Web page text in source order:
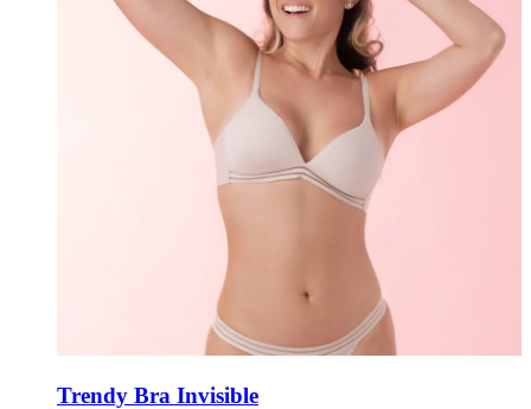
Trendy Bra Invisible